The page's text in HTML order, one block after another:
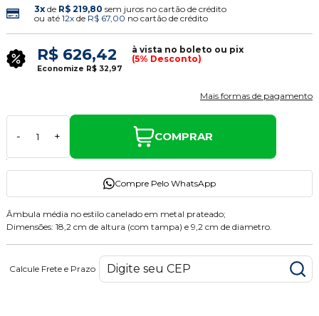
3xde R$ 219,80 sem juros no cartão de crédito
ou até 12xde R$ 67,00 no cartão de crédito
R$ 626,42
à vista no boleto ou pix
(5% Desconto)
Economize R$ 32,97
Mais formas de pagamento
- + COMPRAR
Compre Pelo WhatsApp
Âmbula média no estilo canelado em metal prateado;
Dimensões: 18,2 cm de altura (com tampa) e 9,2 cm de diametro.
Calcule Frete e Prazo